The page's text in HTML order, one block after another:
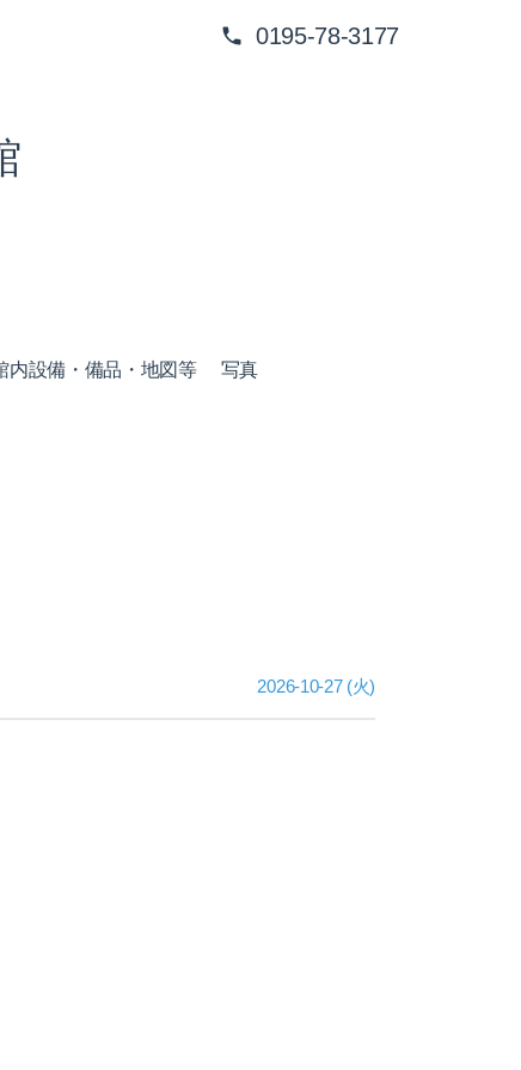
0195-78-3177
内設備・備品・地図等 写真
2026-10-27 (火)